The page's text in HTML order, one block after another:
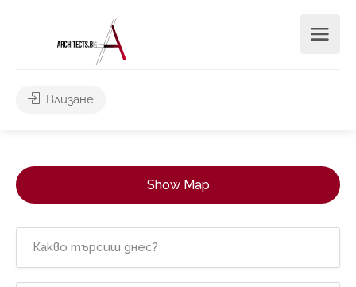
Влизане
Show Map